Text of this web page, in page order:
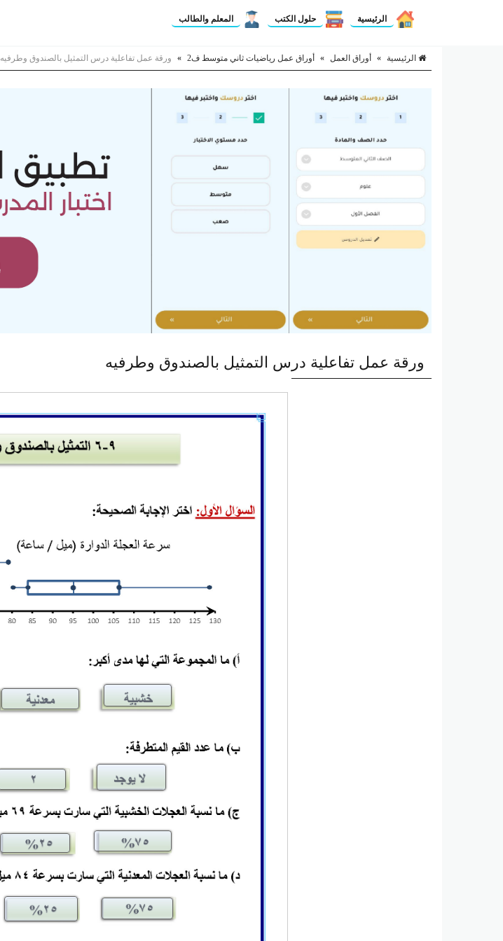
الرئيسية حلول الكتب المعلم والطالب
الرئيسية » أوراق العمل » أوراق عمل رياضيات ثاني متوسط ف2 » ورقة عمل تفاعلية درس التمثيل بالصندوق وطرفيه
ورقة عمل تفاعلية درس التمثيل بالصندوق وطرفيه